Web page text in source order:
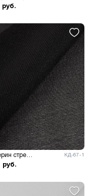
руб.
КД-67-1
руб.